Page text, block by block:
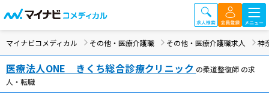
マイナビコメディカル その他・医療介護職 その他・医療介護職求人 神
医療法人ONE きくち総合診療クリニック の柔道整復師 の求
人・転職